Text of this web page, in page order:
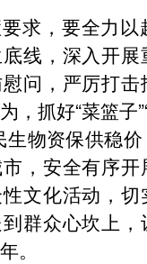
求，要全力
线，深入开展
问，严厉打击
，抓好“菜篮子
生物资保供稳
，安全有序
文化活动，切
群众心坎上，
。